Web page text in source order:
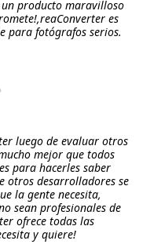
producto maravilloso
es
para fotógrafos serios.
luego de evaluar otros
mejor que todos
para hacerles saber
otros desarrolladores se
la gente necesita,
sean profesionales de
ofrece todas las
y quiere!